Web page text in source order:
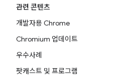
관련 콘텐츠
개발자용 Chrome
Chromium 업데이트
우수사례
팟캐스트 및 프로그램